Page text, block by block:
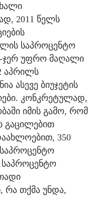
2011 წელს
საპროცენტო
ჯერ უფრო მაღალი
აპრილს
ასევე ბიუჯეტის
კონკრეტულად,
იმის გამო, რომ
გაცილებით
350
რა თქმა უნდა,